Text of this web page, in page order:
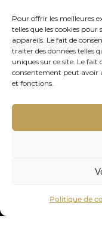
Pour offrir les meilleures
telles que les cookies
appareils. Le fait de
traiter des données telles
uniques sur ce site. Le fait
consentement peut avoir
et fonctions.
Politique de
Votre adresse de
envoyer notre lettre
concernant nos activités.